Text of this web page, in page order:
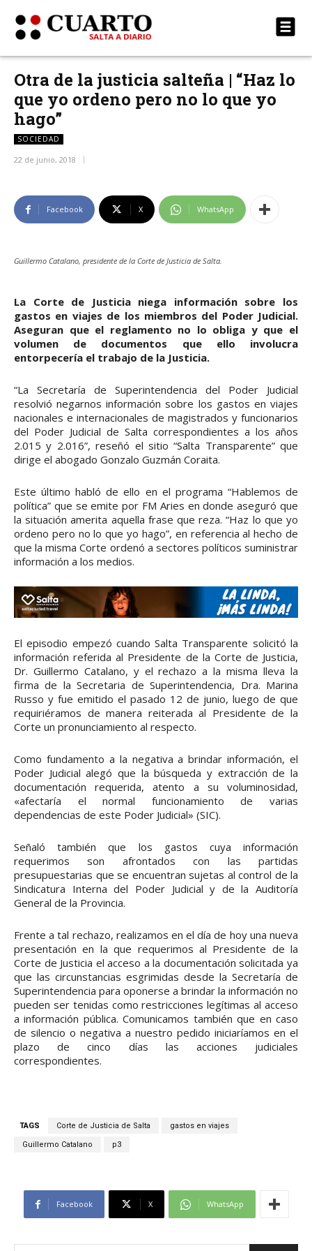
Otra de la justicia salteña | “Haz lo
que yo ordeno pero no lo que yo
hago”
SOCIEDAD
22 de junio, 2018
Facebook X WhatsApp
Guillermo Catalano, presidente de la Corte de Justicia de Salta.
La Corte de Justicia niega información sobre los
gastos en viajes de los miembros del Poder Judicial.
Aseguran que el reglamento no lo obliga y que el
volumen de documentos que ello involucra
entorpecería el trabajo de la Justicia.
“La Secretaría de Superintendencia del Poder Judicial
resolvió negarnos información sobre los gastos en viajes
nacionales e internacionales de magistrados y funcionarios
del Poder Judicial de Salta correspondientes a los años
2.015 y 2.016”, reseñó el sitio “Salta Transparente” que
dirige el abogado Gonzalo Guzmán Coraita.
Este último habló de ello en el programa “Hablemos de
política” que se emite por FM Aries en donde aseguró que
la situación amerita aquella frase que reza. “Haz lo que yo
ordeno pero no lo que yo hago”, en referencia al hecho de
que la misma Corte ordenó a sectores políticos suministrar
información a los medios.
El episodio empezó cuando Salta Transparente solicitó la
información referida al Presidente de la Corte de Justicia,
Dr. Guillermo Catalano, y el rechazo a la misma lleva la
firma de la Secretaria de Superintendencia, Dra. Marina
Russo y fue emitido el pasado 12 de junio, luego de que
requiriéramos de manera reiterada al Presidente de la
Corte un pronunciamiento al respecto.
Como fundamento a la negativa a brindar información, el
Poder Judicial alegó que la búsqueda y extracción de la
documentación requerida, atento a su voluminosidad,
«afectaría el normal funcionamiento de varias
dependencias de este Poder Judicial» (SIC).
Señaló también que los gastos cuya información
requerimos son afrontados con las partidas
presupuestarias que se encuentran sujetas al control de la
Sindicatura Interna del Poder Judicial y de la Auditoría
General de la Provincia.
Frente a tal rechazo, realizamos en el día de hoy una nueva
presentación en la que requerimos al Presidente de la
Corte de Justicia el acceso a la documentación solicitada ya
que las circunstancias esgrimidas desde la Secretaría de
Superintendencia para oponerse a brindar la información no
pueden ser tenidas como restricciones legítimas al acceso
a información pública. Comunicamos también que en caso
de silencio o negativa a nuestro pedido iniciaríamos en el
plazo de cinco días las acciones judiciales
correspondientes.
TAGS Corte de Justicia de Salta gastos en viajes
Guillermo Catalano p3
Facebook X WhatsApp